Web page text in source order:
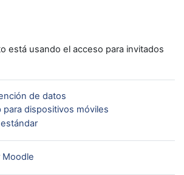
está usando el acceso para invitados
de datos
para dispositivos móviles
Moodle